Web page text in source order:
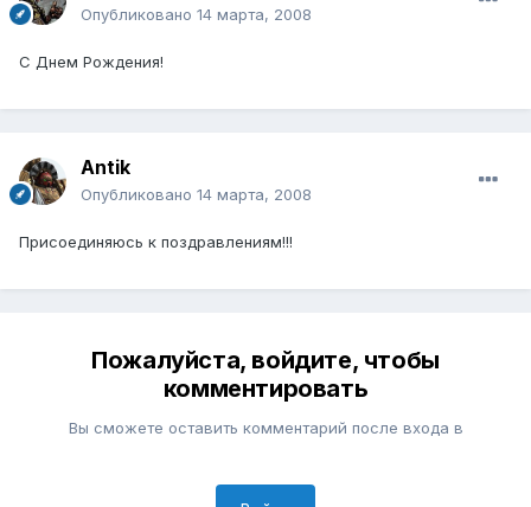
Опубликовано 14 марта, 2008
С Днем Рождения!
Antik
Опубликовано 14 марта, 2008
Присоединяюсь к поздравлениям!!!
Пожалуйста, войдите, чтобы
комментировать
Вы сможете оставить комментарий после входа в